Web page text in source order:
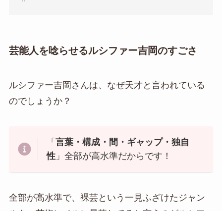
芸能人を唸らせるルシファー吉岡のすごさ
ルシファー吉岡さんは、なぜ天才と言われている
のでしょうか？
「言葉・構成・間・ギャップ・独自
性 」全部が高水準だからです！
全部が高水準で、裸芸という一見ふざけたジャン